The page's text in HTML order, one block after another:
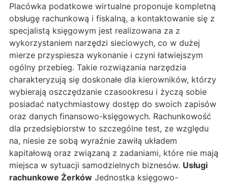
Placówka podatkowe wirtualne proponuje kompletną
obsługę rachunkową i fiskalną, a kontaktowanie się z
specjalistą księgowym jest realizowana za z
wykorzystaniem narzędzi sieciowych, co w dużej
mierze przyspiesza wykonanie i czyni łatwiejszym
ogólny przebieg. Takie rozwiązania narzędzia
charakteryzują się doskonałe dla kierowników, którzy
wybierają oszczędzanie czasookresu i życzą sobie
posiadać natychmiastowy dostęp do swoich zapisów
oraz danych finansowo-księgowych. Rachunkowość
dla przedsiębiorstw to szczególne test, ze względu
na, niesie ze sobą wyraźnie zawiłą układem
kapitałową oraz związaną z zadaniami, które nie mają
miejsca w sytuacji samodzielnych biznesów. Usługi
rachunkowe Żerków Jednostka księgowo-